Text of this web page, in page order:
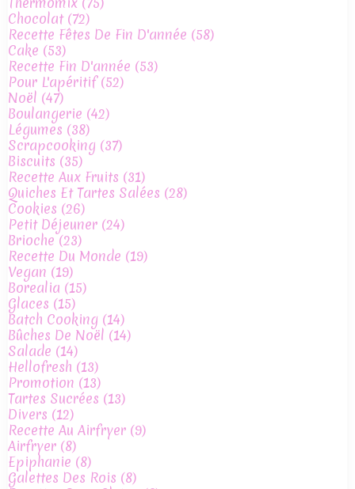
Chocolat(72)
Recette Fêtes De Fin D'année (58)
Cake (53)
Recette Fin D'année (53)
Pour L'apéritif(52)
Noël (47)
Boulangerie (42)
Légumes (38)
Scrapcooking (37)
Biscuits (35)
Recette Aux Fruits (31)
Quiches Et Tartes Salées (28)
Cookies (26)
Petit Déjeuner (24)
Brioche(23)
Recette Du Monde (19)
Vegan (19)
Borealia (15)
Glaces (15)
Batch Cooking (14)
Bûches De Noël (14)
Salade (14)
Hellofresh (13)
Promotion (13)
Tartes Sucrées (13)
Divers (12)
Recette Au Airfryer (9)
Airfryer (8)
Epiphanie (8)
Galettes Des Rois (8)